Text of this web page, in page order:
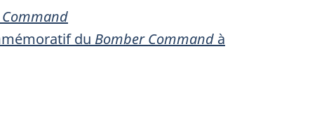
du Bomber Command à